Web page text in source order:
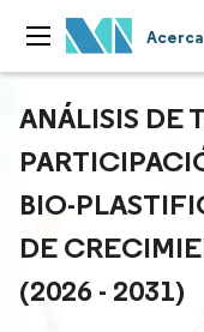
ANÁLISIS DE
BIO-
DE
(2026 - 2031)